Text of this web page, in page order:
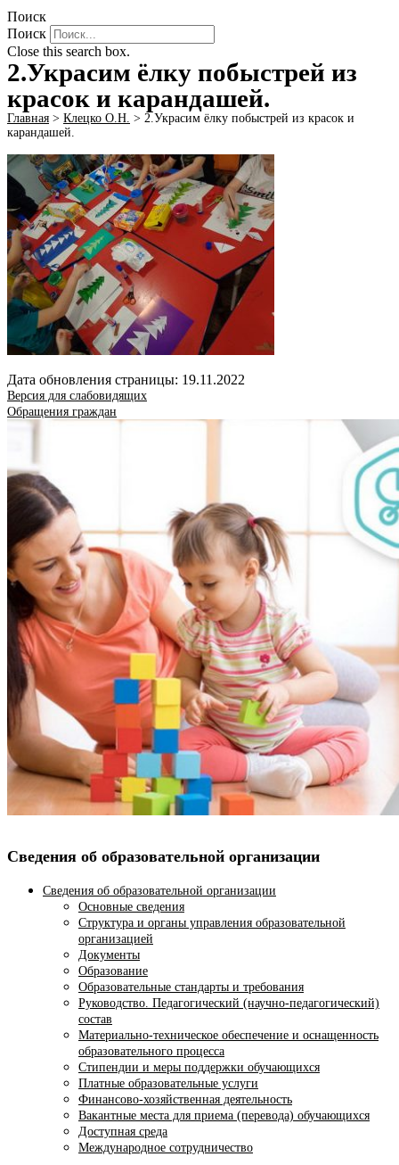
Поиск
Поиск
Close this search box.
2.Украсим ёлку побыстрей из
красок и карандашей.
Главная > Клецко О.Н. > 2.Украсим ёлку побыстрей из красок и
карандашей.
Дата обновления страницы: 19.11.2022
Версия для слабовидящих
Обращения граждан
Сведения об образовательной организации
Сведения об образовательной организации
Основные сведения
Структура и органы управления образовательной
организацией
Документы
Образование
Образовательные стандарты и требования
Руководство. Педагогический (научно-педагогический)
состав
Материально-техническое обеспечение и оснащенность
образовательного процесса
Стипендии и меры поддержки обучающихся
Платные образовательные услуги
Финансово-хозяйственная деятельность
Вакантные места для приема (перевода) обучающихся
Доступная среда
Международное сотрудничество